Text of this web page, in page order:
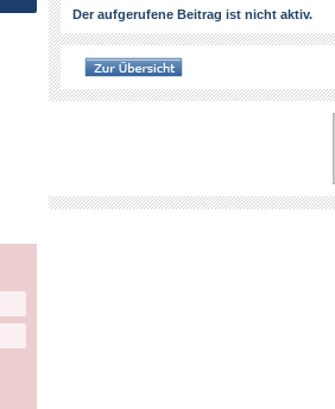
Der aufgerufene Beitrag ist nicht aktiv.